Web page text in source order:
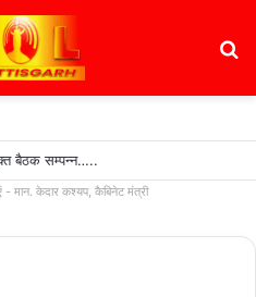
बैठक सम्पन्न…..
- मान. केदार कश्यप, कैबिनेट मंत्री